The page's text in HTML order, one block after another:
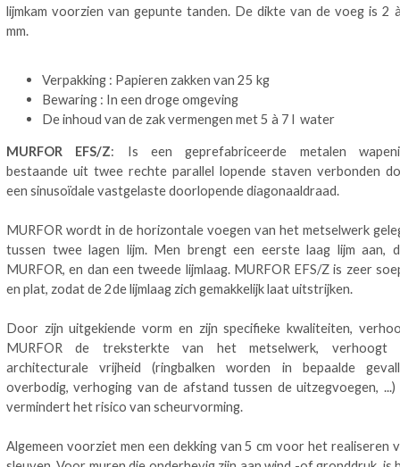
lijmkam voorzien van gepunte tanden. De dikte van de voeg is 2
mm.
Verpakking : Papieren zakken van 25 kg
Bewaring : In een droge omgeving
De inhoud van de zak vermengen met 5 à 7 l water
MURFOR EFS/Z: Is een geprefabriceerde metalen
bestaande uit twee rechte parallel lopende staven verbonden
een sinusoïdale vastgelaste doorlopende diagonaaldraad.
MURFOR wordt in de horizontale voegen van het metselwerk
tussen twee lagen lijm. Men brengt een eerste laag lijm aan,
MURFOR, en dan een tweede lijmlaag. MURFOR EFS/Z is zeer
en plat, zodat de 2de lijmlaag zich gemakkelijk laat uitstrijken.
Door zijn uitgekiende vorm en zijn specifieke kwaliteiten,
MURFOR de treksterkte van het metselwerk, verhoogt
architecturale vrijheid (ringbalken worden in bepaalde
overbodig, verhoging van de afstand tussen de uitzegvoegen, ...)
vermindert het risico van scheurvorming.
Algemeen voorziet men een dekking van 5 cm voor het realiseren